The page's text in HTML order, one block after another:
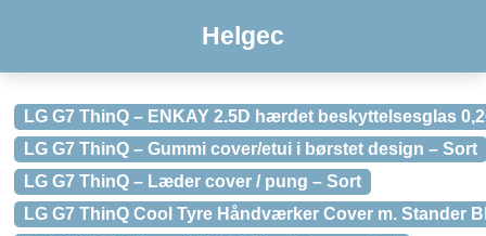
Helgec
LG G7 ThinQ – ENKAY 2.5D hærdet beskyttelsesglas
LG G7 ThinQ – Gummi cover/etui i børstet design – Sort
LG G7 ThinQ – Læder cover / pung – Sort
LG G7 ThinQ Cool Tyre Håndværker Cover m. Stander